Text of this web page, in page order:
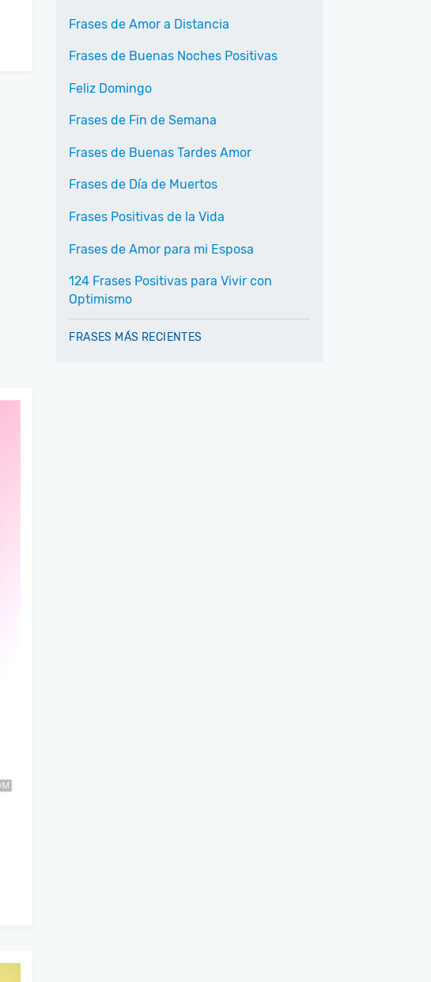
Frases de Amor a Distancia
Frases de Buenas Noches Positivas
Feliz Domingo
Frases de Fin de Semana
Frases de Buenas Tardes Amor
Frases de Día de Muertos
Frases Positivas de la Vida
Frases de Amor para mi Esposa
124 Frases Positivas para Vivir con
Optimismo
FRASES MÁS RECIENTES